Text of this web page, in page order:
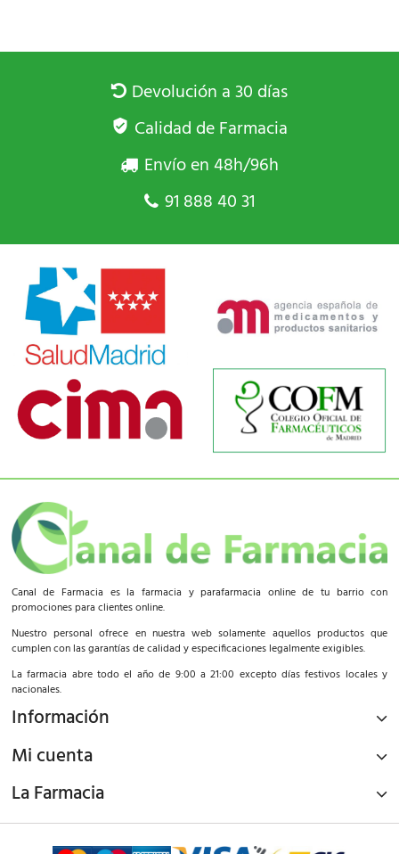
Devolución a 30 días
Calidad de Farmacia
Envío en 48h/96h
91 888 40 31
Canal de Farmacia es la farmacia y parafarmacia online de tu barrio con
promociones para clientes online.
Nuestro personal ofrece en nuestra web solamente aquellos productos que
cumplen con las garantías de calidad y especificaciones legalmente exigibles.
La farmacia abre todo el año de 9:00 a 21:00 excepto días festivos locales y
nacionales.
Información
Mi cuenta
La Farmacia